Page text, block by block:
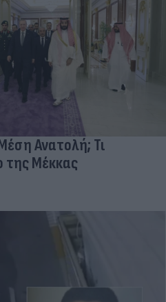
Ανατολή; Τι
της Μέκκας